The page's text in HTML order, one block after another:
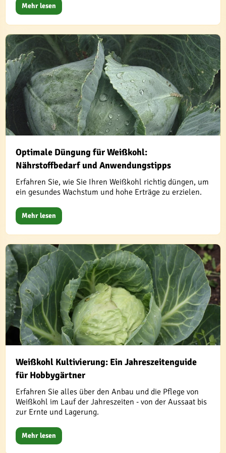
Mehr lesen
Optimale Düngung für Weißkohl:
Nährstoffbedarf und Anwendungstipps
Erfahren Sie, wie Sie Ihren Weißkohl richtig düngen, um
ein gesundes Wachstum und hohe Erträge zu erzielen.
Mehr lesen
Weißkohl Kultivierung: Ein Jahreszeitenguide
für Hobbygärtner
Erfahren Sie alles über den Anbau und die Pflege von
Weißkohl im Lauf der Jahreszeiten - von der Aussaat bis
zur Ernte und Lagerung.
Mehr lesen